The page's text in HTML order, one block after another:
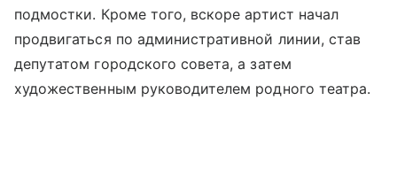
подмостки. Кроме того, вскоре артист начал
продвигаться по административной линии, став
депутатом городского совета, а затем
художественным руководителем родного театра.